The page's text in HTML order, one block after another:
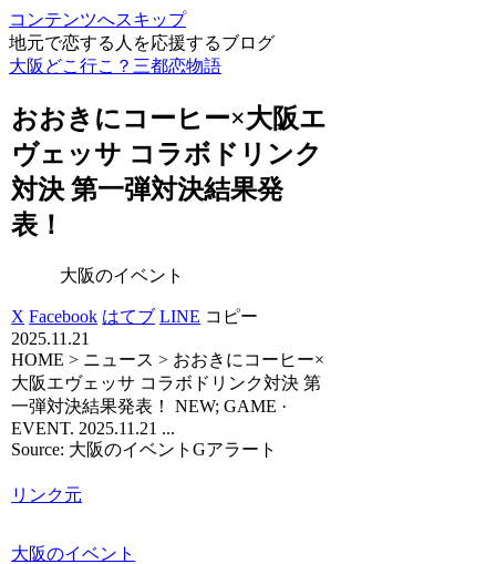
コンテンツへスキップ
地元で恋する人を応援するブログ
大阪どこ行こ？三都恋物語
おおきにコーヒー×大阪エ
ヴェッサ コラボドリンク
対決 第一弾対決結果発
表！
大阪のイベント
X Facebook はてブ LINE コピー
2025.11.21
HOME > ニュース > おおきにコーヒー×
大阪エヴェッサ コラボドリンク対決 第
一弾対決結果発表！ NEW; GAME ·
EVENT. 2025.11.21 ...
Source: 大阪のイベントGアラート
リンク元
大阪のイベント